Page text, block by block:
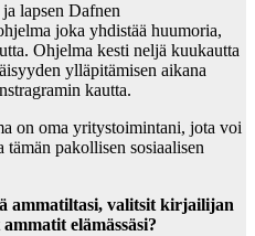
lapsen Dafnen
joka yhdistää huumoria,
Ohjelma kesti neljä kuukautta
ylläpitämisen aikana
kautta.
on oma yritystoimintani, jota voi
pakollisen sosiaalisen
ammatiltasi, valitsit kirjailijan
elämässäsi?